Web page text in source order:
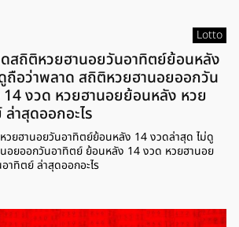
Lotto
ดสถิติหวยฮานอยวันอาทิตย์ย้อนหลัง
ถือว่าพลาด สถิติหวยฮานอยออกวัน
งวด หวยฮานอยย้อนหลัง หวย
าสุดออกอะไร
วยฮานอยวันอาทิตย์ย้อนหลัง 14 งวดล่าสุด ไม่ดู
อยออกวันอาทิตย์ ย้อนหลัง 14 งวด หวยฮานอย
าทิตย์ ล่าสุดออกอะไร